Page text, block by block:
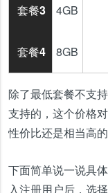
套餐3
套餐4
4GB
8GB
除了最低套餐不支
支持的，这个价格
性价比还是相当高
下面简单说一说具
入注册用户后，选